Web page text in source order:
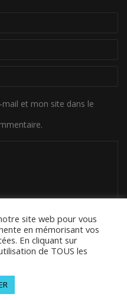
et mon site dans le
site web pour vous
en mémorisant vos
En cliquant sur
de TOUS les